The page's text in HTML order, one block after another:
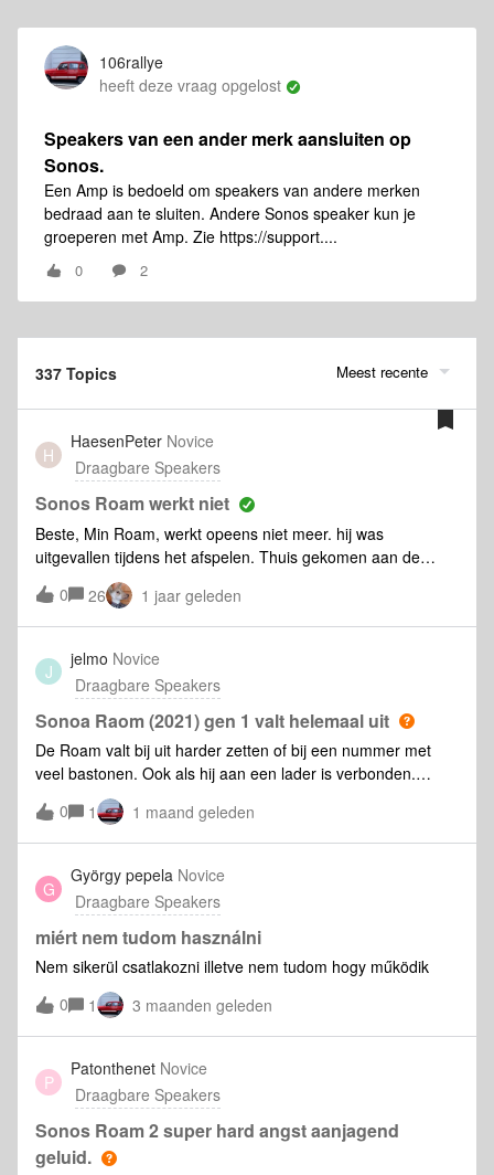
106rallye
heeft deze vraag opgelost
Speakers van een ander merk aansluiten op
Sonos.
Een Amp is bedoeld om speakers van andere merken
bedraad aan te sluiten. Andere Sonos speaker kun je
groeperen met Amp. Zie https://support....
0 2
337 Topics Meest recente
H
HaesenPeter Novice
Draagbare Speakers
Sonos Roam werkt niet
Beste, Min Roam, werkt opeens niet meer. hij was
uitgevallen tijdens het afspelen. Thuis gekomen aan de
lader gehangen. Het laad lampje brand maar voor de rest
doet hij niets meer aanzetten is ook niet meer mogelijk. Heb
ook al proberen ter resetten Hou de play/pauze knop
ingedrukt terwijl je de aan/uit-knop kort indrukt. Blijft de
play/pauze knop ingedrukt houden tot je het licht op de
voorkant van de speaker oranje en wit ziet knipperen.
Wanneer het lampje groen wordt, is de Roam gereset en
klaar voor gebruik.Maar dat lukt ook niet.iemand raad? mvg
Peter
0 26 1 jaar geleden
J
jelmo Novice
Draagbare Speakers
Sonoa Raom (2021) gen 1 valt helemaal uit
De Roam valt bij uit harder zetten of bij een nummer met
veel bastonen. Ook als hij aan een lader is verbonden.
Iemand enig idee? Alles al geprobeerd, algehele reset,
nacht doorladen, etc. Het enige wat helpt is de lader er uit
en in doen op opnieuw op te starten. Resultaat het zelfde,
valt weer uit
0 1 1 maand geleden
G
György pepela Novice
Draagbare Speakers
miért nem tudom használni
Nem sikerül csatlakozni illetve nem tudom hogy működik
0
1 3 maanden geleden
P
Patonthenet Novice
Draagbare Speakers
Sonos Roam 2 super hard angst aanjagend
geluid.